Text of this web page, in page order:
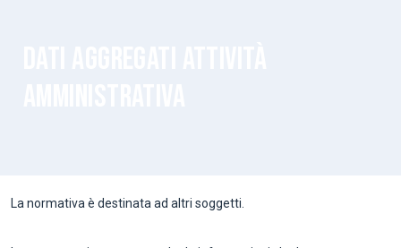
La normativa è destinata ad altri soggetti.